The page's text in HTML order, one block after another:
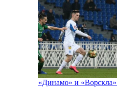
Куда поедут отдыхать
В Киеве будут
«Динамо» и